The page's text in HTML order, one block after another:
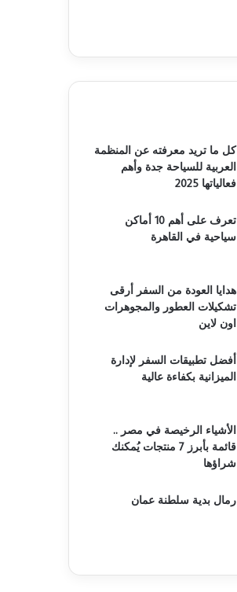
كل ما تريد معرفته عن المنظمة
العربية للسياحة جدة وأهم
فعالياتها 2025
تعرف على أهم 10 أماكن
سياحية في القاهرة
هدايا العودة من السفر أرقى
تشكيلات العطور والمجوهرات
اون لاين
أفضل تطبيقات السفر لإدارة
الميزانية بكفاءة عالية
الأشياء الرخيصة في مصر ..
قائمة بأبرز 7 منتجات يُمكنك
شراؤها
رمال بدية سلطنة عمان